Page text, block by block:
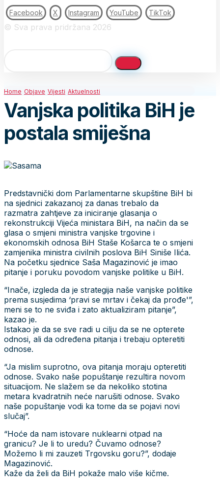
Facebook X Instagram YouTube TikTok
© Sva prava pridržana 2026
Home Objave Vijesti Aktuelnosti
Vanjska politika BiH je
postala smiješna
Predstavnički dom Parlamentarne skupštine BiH bi
na sjednici zakazanoj za danas trebalo da
razmatra zahtjeve za iniciranje glasanja o
rekonstrukciji Vijeća ministara BiH, na način da se
glasa o smjeni ministra vanjske trgovine i
ekonomskih odnosa BiH Staše Košarca te o smjeni
zamjenika ministra civilnih poslova BiH Siniše Ilića.
Na početku sjednice Saša Magazinović je imao
pitanje i poruku povodom vanjske politike u BiH.
“Inače, izgleda da je strategija naše vanjske politike
prema susjedima ‘pravi se mrtav i čekaj da prođe'”,
meni se to ne sviđa i zato aktualiziram pitanje”,
kazao je.
Istakao je da se sve radi u cilju da se ne opterete
odnosi, ali da određena pitanja i trebaju opteretiti
odnose.
“Ja mislim suprotno, ova pitanja moraju opteretiti
odnose. Svako naše popuštanje rezultira novom
situacijom. Ne slažem se da nekoliko stotina
metara kvadratnih neće narušiti odnose. Svako
naše popuštanje vodi ka tome da se pojavi novi
slučaj”.
“Hoće da nam istovare nuklearni otpad na
granicu? Je li to uredu? Čuvamo odnose?
Možemo li mi zauzeti Trgovsku goru?”, dodaje
Magazinović.
Kaže da želi da BiH pokaže malo više kičme.